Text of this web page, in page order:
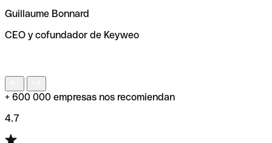
de enviar tu transferencia.
Guillaume Bonnard
CEO y cofundador de Keyweo
+ 600 000 empresas nos recomiendan
4.7